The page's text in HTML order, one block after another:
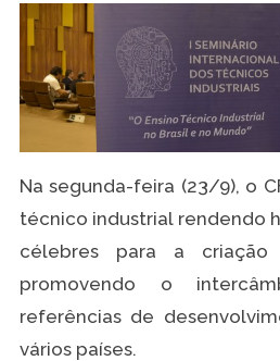
Na segunda-feira (23/9), o
técnico industrial rendendo
célebres para a
promovendo o
referências de
vários países.